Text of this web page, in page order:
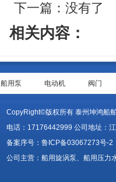
下一篇：没有了
相关内容：
船用泵 电动机 阀门
CopyRight©版权所有 泰州坤鸿船
电话：17176442999 公司地址：
备案序号： 鲁ICP备03067273号-2
公司主营：船用旋涡泵、船用压力